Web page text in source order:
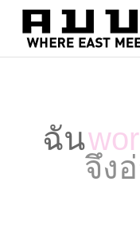
ฉัน
จึง